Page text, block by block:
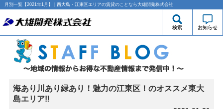
月別一覧【2021年1月】 | 西大島・江東区エリアの賃貸のことなら大雄開発株式会社
検索 お知らせ
海あり川あり緑あり！魅力の江東区！のオススメ東大
島エリア‼